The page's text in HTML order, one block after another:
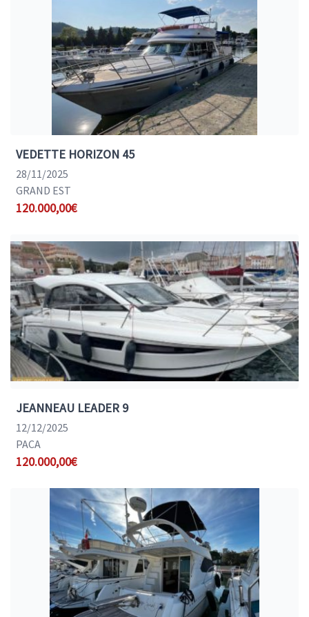
VEDETTE HORIZON 45
28/11/2025
GRAND EST
120.000,00€
JEANNEAU LEADER 9
12/12/2025
PACA
120.000,00€